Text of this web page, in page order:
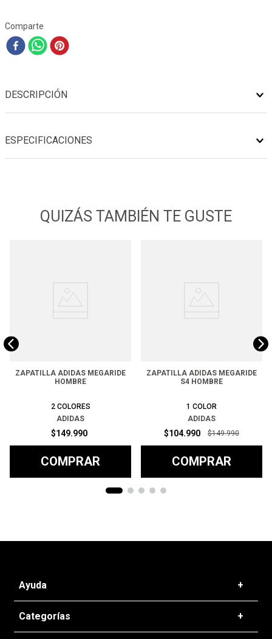
Comparte
DESCRIPCIÓN
ESPECIFICACIONES
QUIZÁS TAMBIÉN TE GUSTE
ZAPATILLA ADIDAS MEGARIDE
HOMBRE
2 COLORES
ADIDAS
$149.990
COMPRAR
ZAPATILLA ADIDAS MEGARIDE
S4 HOMBRE
1 COLOR
ADIDAS
$104.990 $149.990
COMPRAR
Ayuda +
Preguntas frecuentes
T&C - Políticas de Envío
Categorías +